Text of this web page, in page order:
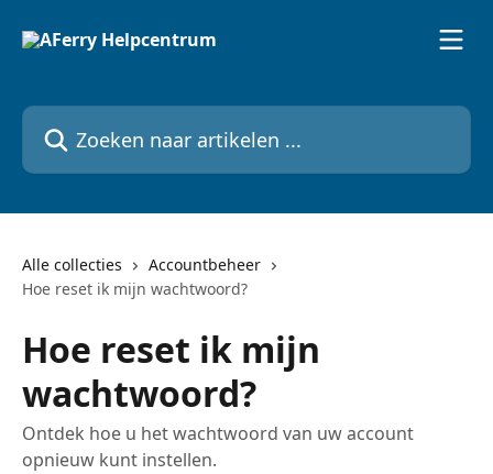
Zoeken naar artikelen ...
Alle collecties
Accountbeheer
Hoe reset ik mijn wachtwoord?
Hoe reset ik mijn
wachtwoord?
Ontdek hoe u het wachtwoord van uw account
opnieuw kunt instellen.